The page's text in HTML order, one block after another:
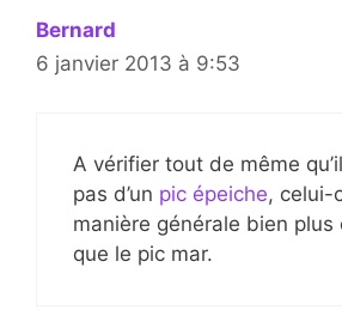
Bernard
6 janvier 2013 à 9:53
A vérifier tout de même
pas d’un pic épeiche, celui-
manière générale bien plus
que le pic mar.